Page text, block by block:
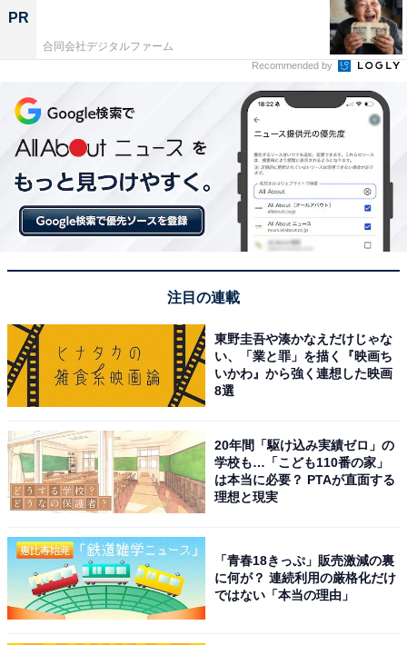
PR
合同会社デジタルファーム
Recommended by
注目の連載
東野圭吾や湊かなえだけじゃな
い、「業と罪」を描く『映画ち
いかわ』から強く連想した映画
8選
20年間「駆け込み実績ゼロ」の
学校も…「こども110番の家」
は本当に必要？ PTAが直面する
理想と現実
「青春18きっぷ」販売激減の裏
に何が？ 連続利用の厳格化だけ
ではない「本当の理由」